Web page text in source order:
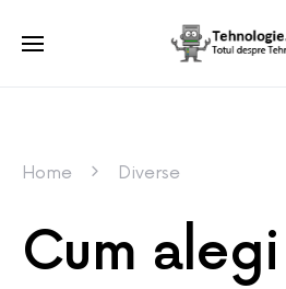
Home Diverse
Cum